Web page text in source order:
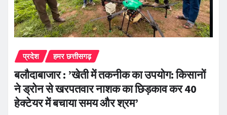
प्रदेश हमर छत्तीसगढ़
बलौदाबाजार : ’खेती में तकनीक का उपयोग: किसानों
ने ड्रोन से खरपतवार नाशक का छिड़काव कर 40
हेक्टेयर में बचाया समय और श्रम’